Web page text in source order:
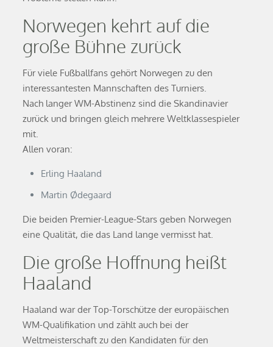
Norwegen kehrt auf die
große Bühne zurück
Für viele Fußballfans gehört Norwegen zu den
interessantesten Mannschaften des Turniers.
Nach langer WM-Abstinenz sind die Skandinavier
zurück und bringen gleich mehrere Weltklassespieler
mit.
Allen voran:
Erling Haaland
Martin Ødegaard
Die beiden Premier-League-Stars geben Norwegen
eine Qualität, die das Land lange vermisst hat.
Die große Hoffnung heißt
Haaland
Haaland war der Top-Torschütze der europäischen
WM-Qualifikation und zählt auch bei der
Weltmeisterschaft zu den Kandidaten für den